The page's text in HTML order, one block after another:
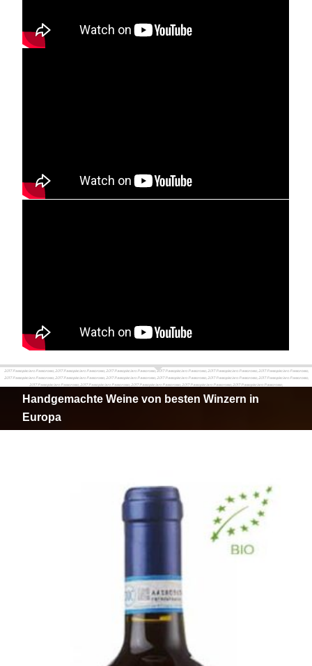
2017 Passopisciaro Passorosso, 2017 Passopisciaro Passorosso, 2017 Passopisciaro Passorosso, 2017 Passopisciaro Passorosso, 2017 Passopisciaro Passorosso, 2017 Passopisciaro Passorosso,
2017 Passopisciaro Passorosso, 2017 Passopisciaro Passorosso, 2017 Passopisciaro Passorosso, 2017 Passopisciaro Passorosso, 2017 Passopisciaro Passorosso, 2017 Passopisciaro Passorosso,
2017 Passopisciaro Passorosso, 2017 Passopisciaro Passorosso, 2017 Passopisciaro Passorosso, 2017 Passopisciaro Passorosso, 2017 Passopisciaro Passorosso,
Handgemachte Weine von besten Winzern in
Europa